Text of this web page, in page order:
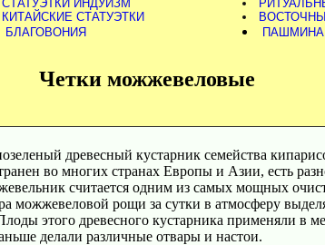
СТАТУЭТКИ ИНДУИЗМ
КИТАЙСКИЕ СТАТУЭТКИ
БЛАГОВОНИЯ
ПАШМИНА
Четки можжевеловые
древесный кустарник семейства
во многих странах Европы и Азии, есть
считается одним из самых мощных
можжевеловой рощи за сутки в атмосферу
этого древесного кустарника применяли в
делали различные отвары и настои.